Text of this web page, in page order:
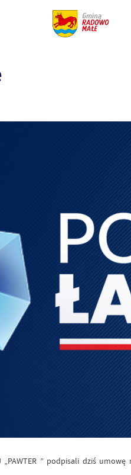
” podpisali dziś